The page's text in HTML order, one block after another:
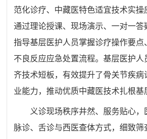
范化诊疗、中藏医特色适宜技术实操
通过理论授课、现场演示、一对一答
指导基层医护人员掌握诊疗操作要点
不良反应应急处置流程。基层医护人
齐技术短板，有效提升了骨关节疾病
业能力，推动优质中藏医技术扎根基
义诊现场秩序井然、服务贴心，
脉诊、舌诊与西医查体方式，细致筛